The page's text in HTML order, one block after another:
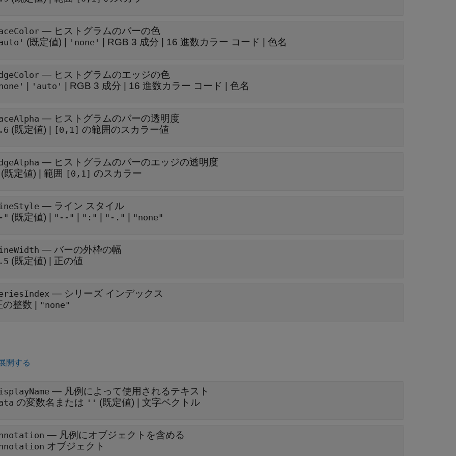
— ヒストグラムのバーの色
(既定値) | 'none' RGB 3 成分 16 進数カラー コード 色名
— ヒストグラムのエッジの色
'auto' RGB 3 成分 16 進数カラー コード 色名
— ヒストグラムのバーの透明度
(既定値) | [0,1] の範囲のスカラー値
— ヒストグラムのバーのエッジの透明度
(既定値) | 範囲 [0,1] のスカラー
— ライン スタイル
" (既定値) | "--" ":" "-." "none"
— バーの外枠の幅
(既定値) | 正の値
— シリーズ インデックス
の整数
"none"
開する
— 凡例によって使用されるテキスト
の変数名または '' (既定値) | 文字ベクトル
— 凡例にオブジェクトを含める
オブジェクト